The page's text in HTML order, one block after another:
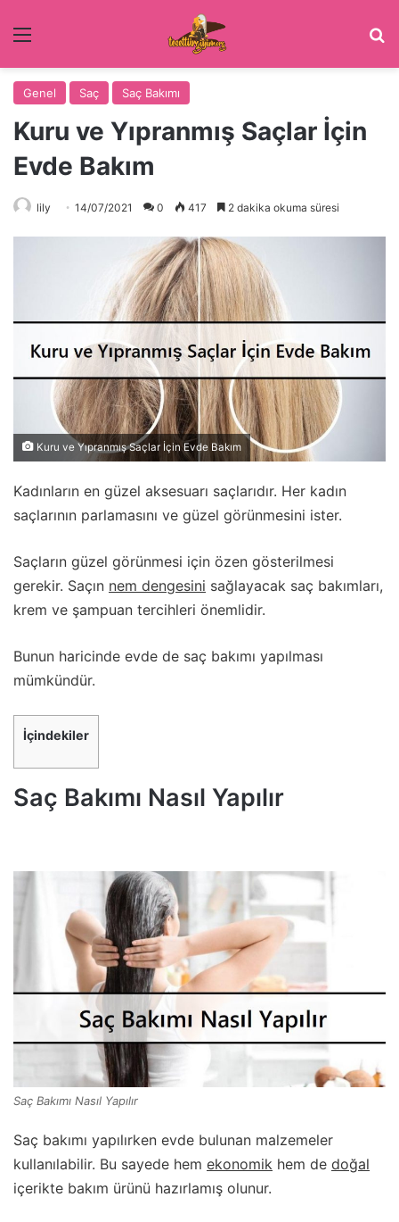
Menü
Genel Saç Saç Bakımı
Kuru ve Yıpranmış Saçlar İçin
Evde Bakım
lily 14/07/2021 0 417 2 dakika okuma süresi
Kuru ve Yıpranmış Saçlar İçin Evde Bakım
Kadınların en güzel aksesuarı saçlarıdır. Her kadın
saçlarının parlamasını ve güzel görünmesini ister.
Saçların güzel görünmesi için özen gösterilmesi
gerekir. Saçın nem dengesini sağlayacak saç bakımları,
krem ve şampuan tercihleri önemlidir.
Bunun haricinde evde de saç bakımı yapılması
mümkündür.
İçindekiler
Saç Bakımı Nasıl Yapılır
Saç Bakımı Nasıl Yapılır
Saç bakımı yapılırken evde bulunan malzemeler
kullanılabilir. Bu sayede hem ekonomik hem de doğal
içerikte bakım ürünü hazırlamış olunur.